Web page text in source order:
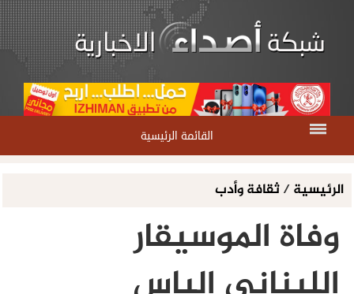
القائمة الرئيسية
الرئيسية/ثقافة وأدب
وفاة الموسيقار